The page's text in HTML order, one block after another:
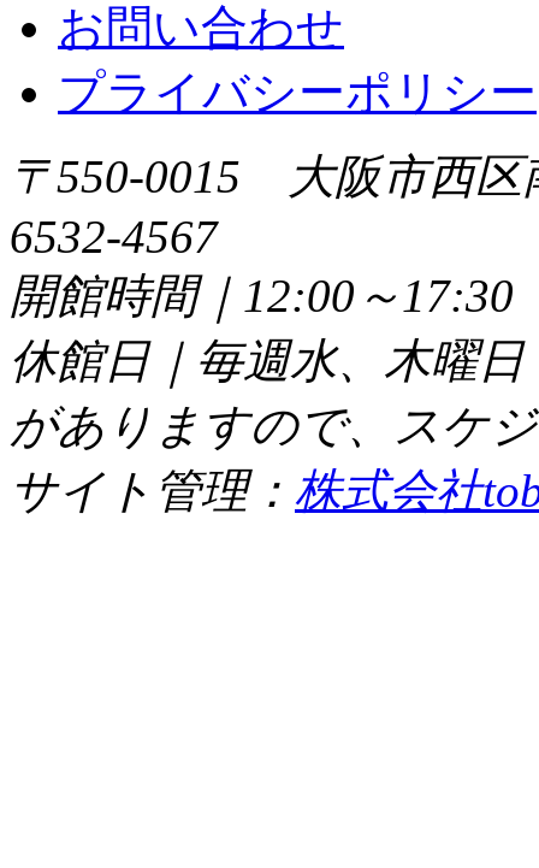
お問い合わせ
プライバシーポリシー
〒550-0015 大阪市西
6532-4567
開館時間｜12:00～
休館日｜毎週水、木曜
がありますので、スケ
サイト管理： 株式会社